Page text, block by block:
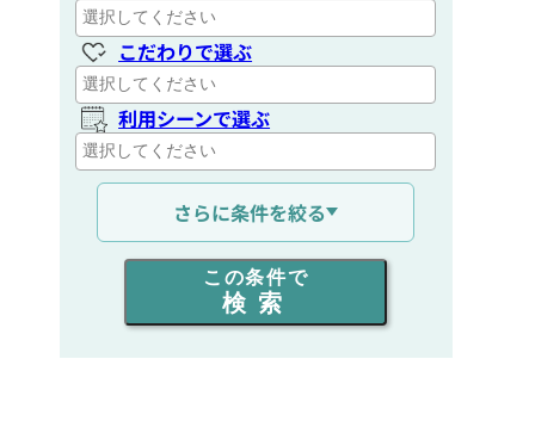
こだわりで選ぶ
利用シーンで選ぶ
通信距離を選ぶ
出力を選ぶ
同時通話人数を選ぶ
さらに条件を絞る
この条件で
検索